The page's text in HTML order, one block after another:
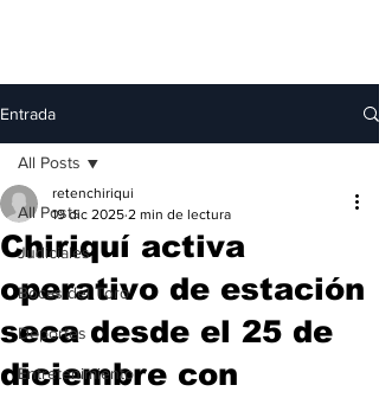
Entrada
All Posts
Judiciales
Bocas del Toro
Deportes
Entretenimiento
All Posts
Chiriquí activa
operativo de estación
seca desde el 25 de
diciembre con
retenchiriqui
19 dic 2025 2 min de lectura